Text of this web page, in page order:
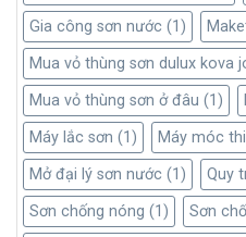
Gia công sơn nước (1)
Mua vỏ thùng sơn dulux kova
Mua vỏ thùng sơn ở đâu (1)
Máy lắc sơn (1) Máy móc
Mở đại lý sơn nước (1) Quy
Sơn chống nóng (1) Sơn